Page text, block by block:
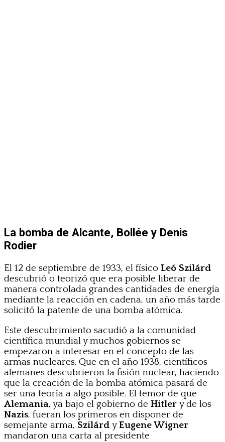
La bomba de Alcante, Bollée y Denis
Rodier
El 12 de septiembre de 1933, el físico Leó Szilárd
descubrió o teorizó que era posible liberar de
manera controlada grandes cantidades de energía
mediante la reacción en cadena, un año más tarde
solicitó la patente de una bomba atómica.
Este descubrimiento sacudió a la comunidad
científica mundial y muchos gobiernos se
empezaron a interesar en el concepto de las
armas nucleares. Que en el año 1938, científicos
alemanes descubrieron la fisión nuclear, haciendo
que la creación de la bomba atómica pasará de
ser una teoría a algo posible. El temor de que
Alemania, ya bajo el gobierno de Hitler y de los
Nazis, fueran los primeros en disponer de
semejante arma, Szilárd yEugene Wigner
mandaron una carta al presidente